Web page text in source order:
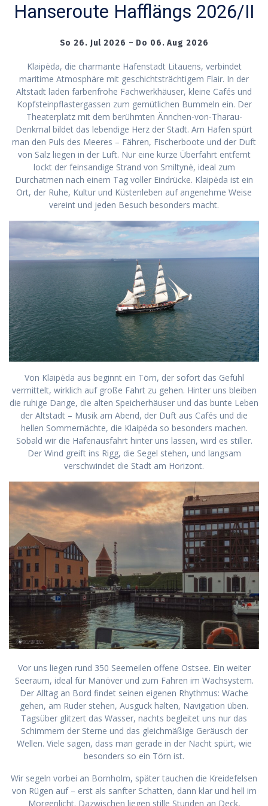
Hanseroute Hafflängs 2026/II
So 26. Jul 2026 – Do 06. Aug 2026
Klaipėda, die charmante Hafenstadt Litauens, verbindet
maritime Atmosphäre mit geschichtsträchtigem Flair. In der
Altstadt laden farbenfrohe Fachwerkhäuser, kleine Cafés und
Kopfsteinpflastergassen zum gemütlichen Bummeln ein. Der
Theaterplatz mit dem berühmten Ännchen-von-Tharau-
Denkmal bildet das lebendige Herz der Stadt. Am Hafen spürt
man den Puls des Meeres – Fähren, Fischerboote und der Duft
von Salz liegen in der Luft. Nur eine kurze Überfahrt entfernt
lockt der feinsandige Strand von Smiltynė, ideal zum
Durchatmen nach einem Tag voller Eindrücke. Klaipėda ist ein
Ort, der Ruhe, Kultur und Küstenleben auf angenehme Weise
vereint und jeden Besuch besonders macht.
Von Klaipėda aus beginnt ein Törn, der sofort das Gefühl
vermittelt, wirklich auf große Fahrt zu gehen. Hinter uns bleiben
die ruhige Dange, die alten Speicherhäuser und das bunte Leben
der Altstadt – Musik am Abend, der Duft aus Cafés und die
hellen Sommernächte, die Klaipėda so besonders machen.
Sobald wir die Hafenausfahrt hinter uns lassen, wird es stiller.
Der Wind greift ins Rigg, die Segel stehen, und langsam
verschwindet die Stadt am Horizont.
Vor uns liegen rund 350 Seemeilen offene Ostsee. Ein weiter
Seeraum, ideal für Manöver und zum Fahren im Wachsystem.
Der Alltag an Bord findet seinen eigenen Rhythmus: Wache
gehen, am Ruder stehen, Ausguck halten, Navigation üben.
Tagsüber glitzert das Wasser, nachts begleitet uns nur das
Schimmern der Sterne und das gleichmäßige Geräusch der
Wellen. Viele sagen, dass man gerade in der Nacht spürt, wie
besonders so ein Törn ist.
Wir segeln vorbei an Bornholm, später tauchen die Kreidefelsen
von Rügen auf – erst als sanfter Schatten, dann klar und hell im
Morgenlicht. Dazwischen liegen stille Stunden an Deck,